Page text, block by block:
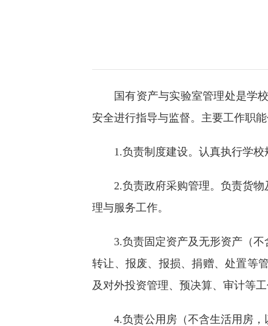
国有资产与实验室管理处是学
安全进行指导与监督。主要工作职能
1.负责制度建设。认真执行学
2.负责政府采购管理。负责货
理与服务工作。
3.负责固定资产及无形资产（
转让、报废、报损、捐赠、处置等
及对外投资管理、预决算、审计等工
4.负责公用房（不含生活用房